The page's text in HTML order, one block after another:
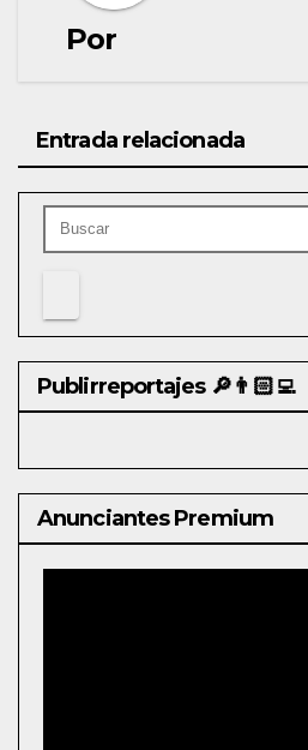
Por
Entrada relacionada
Publirreportajes 🔎👨🏻‍💻
Anunciantes Premium